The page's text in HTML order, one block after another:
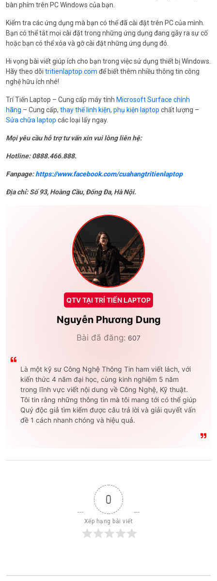
bàn phím trên PC Windows của bạn.
Kiểm tra các ứng dụng mà bạn có thể đã cài đặt trên PC của mình.
Bạn có thể tắt mọi cài đặt trong những ứng dụng đang gây ra sự cố
hoặc bạn có thể xóa và gỡ cài đặt những ứng dụng đó.
Hi vọng bài viết giúp ích cho bạn trong việc sử dụng thiết bị Windows.
Hãy theo dõi tritienlaptop.com để biết thêm nhiều thông tin công
nghệ hữu ích nhé!
Trí Tiến Laptop – Cung cấp máy tính Microsoft Surface chính
hãng – Cung cấp, thay thế linh kiện, phụ kiện laptop chất lượng –
Sửa chữa laptop các loại lấy ngay.
Mọi yêu cầu hỗ trợ tư vấn xin vui lòng liên hệ:
Hotline: 0888.466.888.
Fanpage:https://www.facebook.com/cuahangtritienlaptop
Địa chỉ: Số 93, Hoàng Cầu, Đống Đa, Hà Nội.
QTV TẠI TRÍ TIẾN LAPTOP
Nguyễn Phương Dung
Bài đã đăng: 607
Là một kỹ sư Công Nghệ Thông Tin ham viết lách, với
kiến thức 4 năm đại học, cùng kinh nghiệm 5 năm
trong lĩnh vực viết nội dung về Công Nghệ, Kỹ thuật.
Tôi tin rằng những thông tin mà tôi mang tới có thể giúp
Quý độc giả tìm kiếm được câu trả lời và giải quyết vấn
đề 1 cách nhanh chóng và hiệu quả.
0
Xếp hạng bài viết